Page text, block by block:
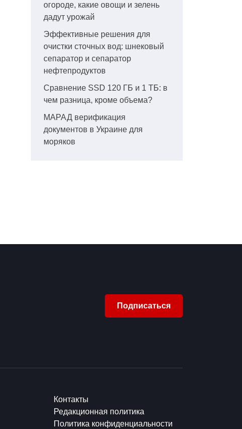
огороде, какие овощи и зелень
дадут урожай
Эффективные решения для
очистки сточных вод: шнековый
сепаратор и сепаратор
нефтепродуктов
Сравнение SSD 120 ГБ и 1 ТБ: в
чем разница, кроме объема?
МАРАД верификация
документов в Украине для
моряков
Подписаться
Контакты
Редакционная политика
Политика конфиденциальности